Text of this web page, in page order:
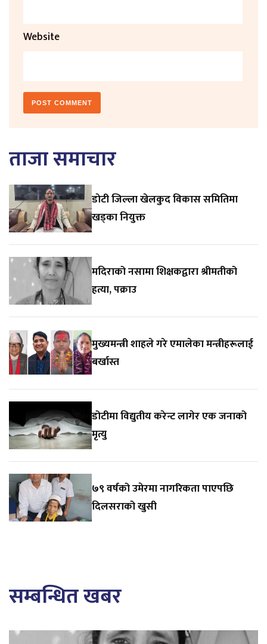
Website
ताजा समाचार
डाेटी जिल्ला खेलकुद विकास समितिमा
खड्का नियुक्त
मदिराको नसामा शिक्षकद्वारा श्रीमतीको
हत्या, पक्राउ
मुख्यमन्त्री शाहले गरे एमालेका मन्त्रीहरूलाई
बर्खास्त
डोटीमा विद्युतीय करेन्ट लागेर एक जनाको
मृत्यु
७९ वर्षको उमेरमा नागरिकता पाएपछि
दिलसराको खुसी
सम्बन्धित खबर